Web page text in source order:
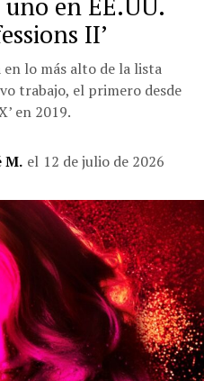
en EE.UU.
II’
en lo más alto de la lista
trabajo, el primero desde
en 2019.
M. el 12 de julio de 2026